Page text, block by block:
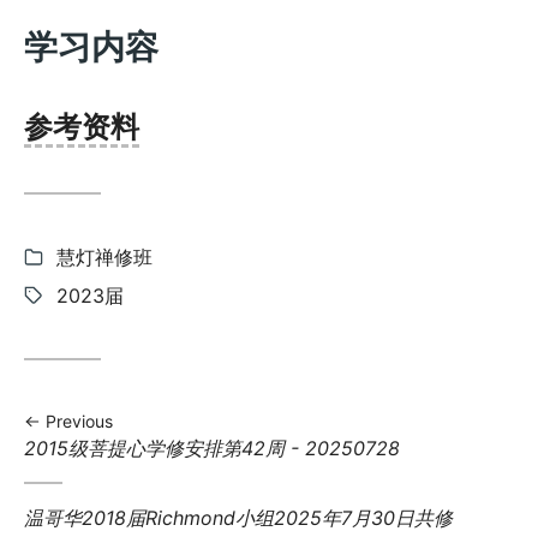
学习内容
参考资料
Categories:
慧灯禅修班
Tags:
2023届
Previous
Previous
2015级菩提心学修安排第42周 - 20250728
Next
温哥华2018届Richmond小组2025年7月30日共修